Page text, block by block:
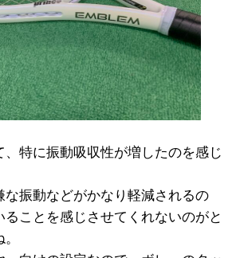
、特に振動吸収性が増したのを感じ
な振動などがかなり軽減されるの
ることを感じさせてくれないのがと